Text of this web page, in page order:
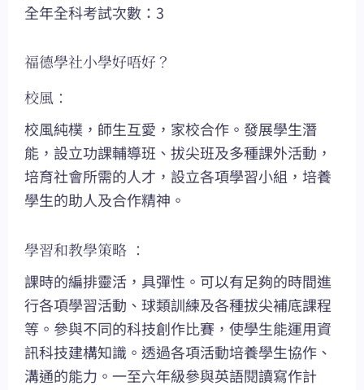
全年全科考試次數：3
福德學社小學好唔好？
校風：
校風純樸，師生互愛，家校合作。發展學生潛
能，設立功課輔導班、拔尖班及多種課外活動，
培育社會所需的人才，設立各項學習小組，培養
學生的助人及合作精神。
學習和教學策略 ：
課時的編排靈活，具彈性。可以有足夠的時間進
行各項學習活動、球類訓練及各種拔尖補底課程
等。參與不同的科技創作比賽，使學生能運用資
訊科技建構知識。透過各項活動培養學生協作、
溝通的能力。一至六年級參與英語閱讀寫作計